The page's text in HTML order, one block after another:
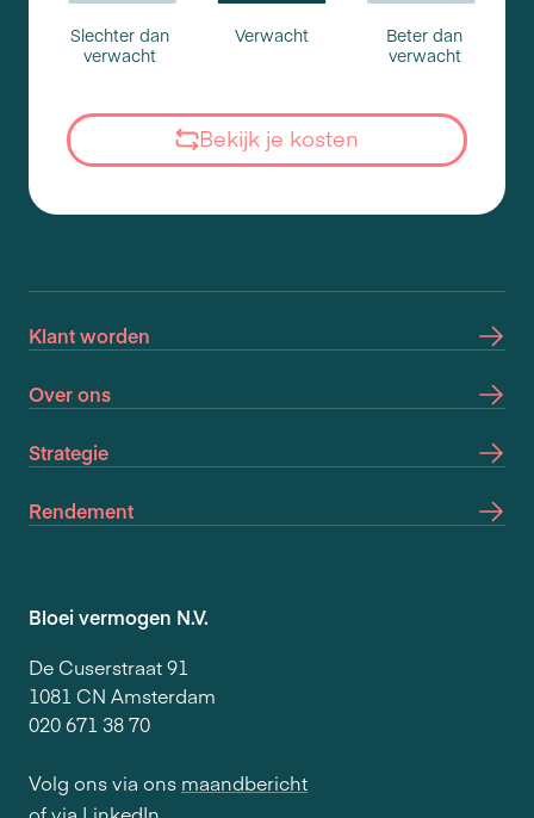
Slechter dan
verwacht
Verwacht
Beter dan
verwacht
Bekijk je kosten
Klant worden
Over ons
Strategie
Rendement
Bloei vermogen N.V.
De Cuserstraat 91
1081 CN Amsterdam
020 671 38 70
Volg ons via ons maandbericht